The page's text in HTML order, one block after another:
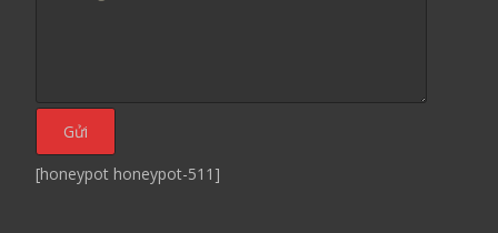
[honeypot honeypot-511]